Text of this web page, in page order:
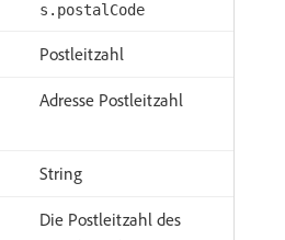
s.postalCode
Postleitzahl
Adresse Postleitzahl
String
Die Postleitzahl des